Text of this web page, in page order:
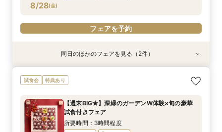
8/28(金)
フェアを予約
8/28(金
≪はじめての見学☆≫90分でショート相談会
【特典付き♪】
12:00〜
14:00〜
15:00〜
8/28(金
〈平日限定♪〉＊1600坪の庭園美＆邸宅＊【全館
見学ツアー】
12:00〜
15:00〜
17:00〜
同日のほかのフェアを見る（2件）
試食会 特典あり
【週末BIG★】深緑のガーデンW体験×旬の豪華
試食付きフェア
所要時間：3時間程度